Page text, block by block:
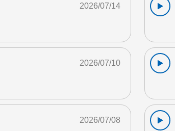
2026/07/14
2026/07/10
2026/07/08